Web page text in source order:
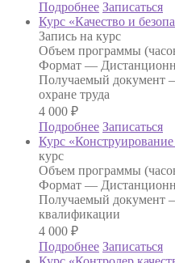
Подробнее Записаться
Курс «Качество и
Запись на курс
Объем программы
Формат —
Получаемый документ
охране труда
4 000 ₽
Подробнее Записаться
Курс
курс
Объем программы
Формат —
Получаемый документ
квалификации
4 000 ₽
Подробнее Записаться